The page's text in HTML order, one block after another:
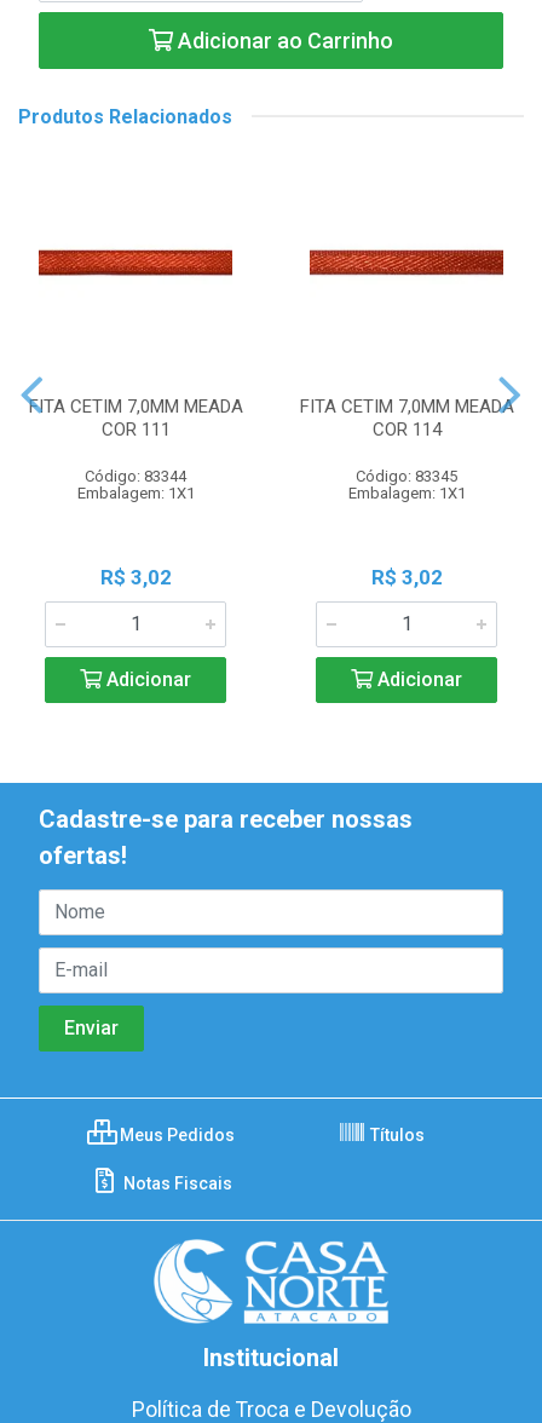
Adicionar ao Carrinho
Produtos Relacionados
FITA CETIM 7,0MM MEADA
COR 111
Código: 83344
Embalagem: 1X1
R$ 3,02
Adicionar
FITA CETIM 7,0MM MEADA
COR 114
Código: 83345
Embalagem: 1X1
R$ 3,02
Adicionar
Cadastre-se para receber nossas
ofertas!
Meus Pedidos Títulos
Notas Fiscais
Institucional
Política de Troca e Devolução